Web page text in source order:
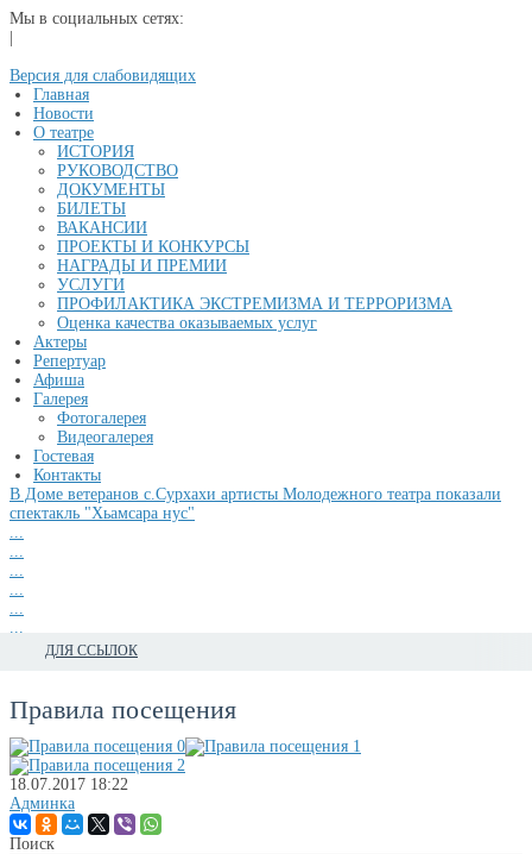
Мы в социальных сетях:
Версия для слабовидящих
Главная
Новости
О театре
ИСТОРИЯ
РУКОВОДСТВО
ДОКУМЕНТЫ
БИЛЕТЫ
ВАКАНСИИ
ПРОЕКТЫ И КОНКУРСЫ
НАГРАДЫ И ПРЕМИИ
УСЛУГИ
ПРОФИЛАКТИКА ЭКСТРЕМИЗМА И ТЕРРОРИЗМА
Оценка качества оказываемых услуг
Актеры
Репертуар
Афиша
Галерея
Фотогалерея
Видеогалерея
Гостевая
Контакты
В Доме ветеранов с.Сурхахи артисты Молодежного театра показали
спектакль "Хьамсара нус"
...
...
...
...
...
...
ДЛЯ ССЫЛОК
Правила посещения
18.07.2017 18:22
Админка
Поиск